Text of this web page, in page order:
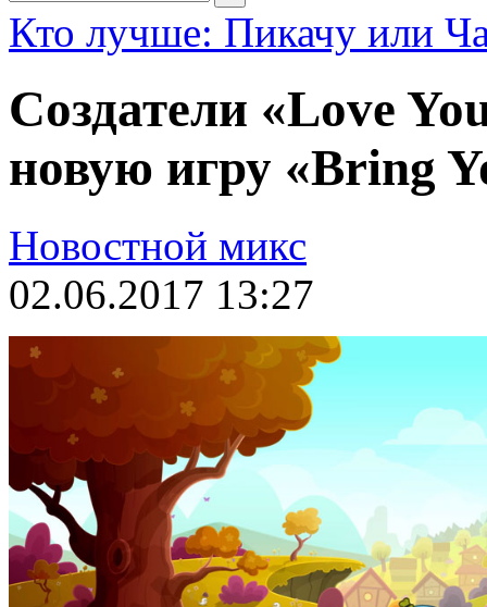
Кто лучше: Пикачу или
Создатели «Love
новую игру «Bring
Новостной микс
02.06.2017 13:27